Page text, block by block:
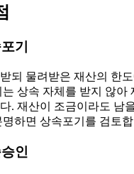
기
되 물려받은 재산의 한
상속 자체를 받지 않아
. 재산이 조금이라도 남
하면 상속포기를 검토
인